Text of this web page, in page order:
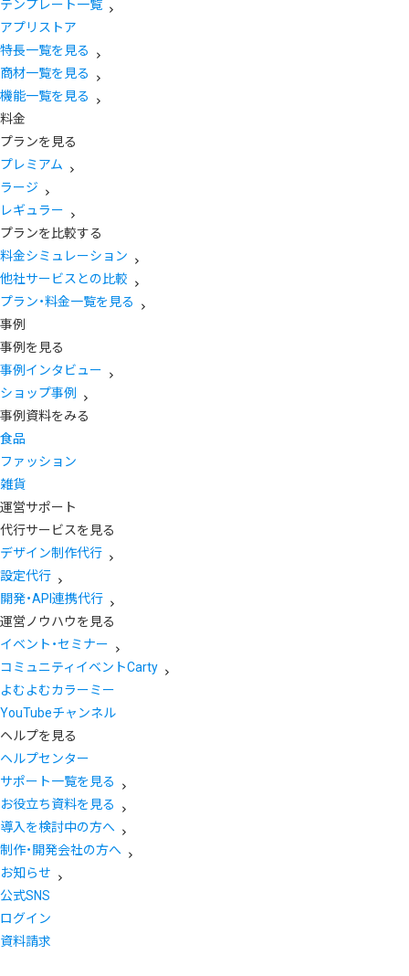
テンプレート一覧
アプリストア
特長一覧を見る
商材一覧を見る
機能一覧を見る
料金
プランを見る
プレミアム
ラージ
レギュラー
プランを比較する
料金シミュレーション
他社サービスとの比較
プラン・料金一覧を見る
事例
事例を見る
事例インタビュー
ショップ事例
事例資料をみる
食品
ファッション
雑貨
運営サポート
代行サービスを見る
デザイン制作代行
設定代行
開発・API連携代行
運営ノウハウを見る
イベント・セミナー
コミュニティイベントCarty
よむよむカラーミー
YouTubeチャンネル
ヘルプを見る
ヘルプセンター
サポート一覧を見る
お役立ち資料を見る
導入を検討中の方へ
制作・開発会社の方へ
お知らせ
公式SNS
ログイン
資料請求